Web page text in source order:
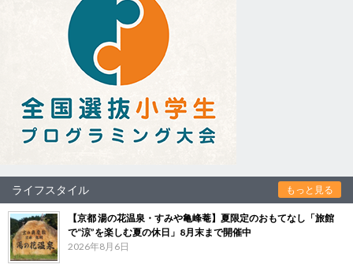
ライフスタイル もっと見る
【京都 湯の花温泉・すみや亀峰菴】夏限定のおもてなし「旅館
で“涼”を楽しむ夏の休日」8月末まで開催中
2026年8月6日